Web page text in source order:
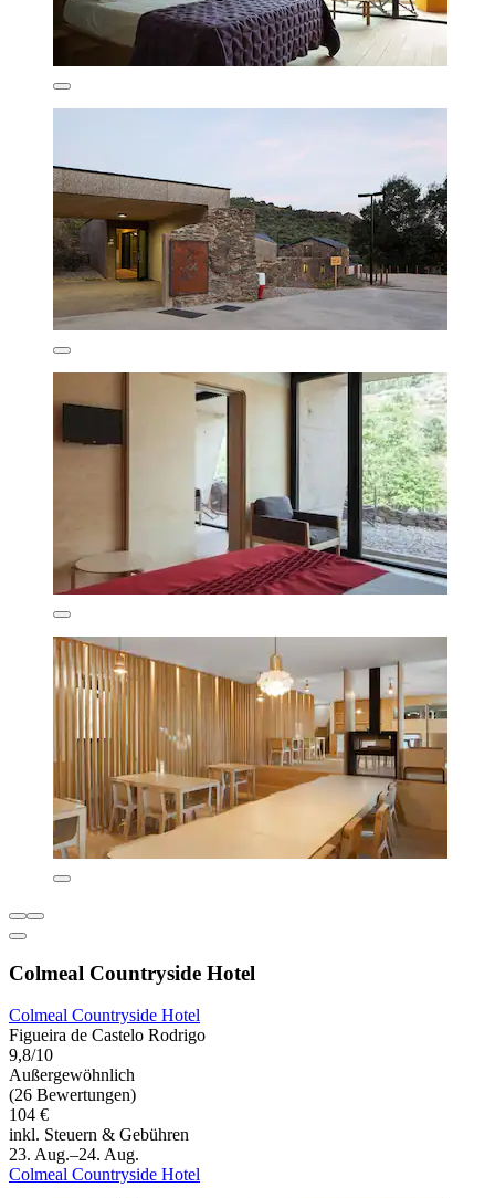
Colmeal Countryside Hotel
Colmeal Countryside Hotel
Figueira de Castelo Rodrigo
9,8/10
Außergewöhnlich
(26 Bewertungen)
104 €
inkl. Steuern & Gebühren
23. Aug.–24. Aug.
Colmeal Countryside Hotel